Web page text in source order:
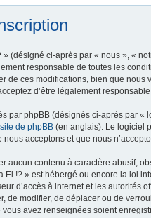
» (désigné ci-après par « nous », «
responsable de toutes les
de ces modifications, bien que
d’être légalement
par phpBB (désignés ci-après par
de phpBB (en anglais). Le logiciel
acceptons et que nous
aucun contenu à caractère abusif,
El !? » est hébergé ou encore la loi
d’accès à internet et les autorités
de modifier, de déplacer ou de
avez renseignées soient